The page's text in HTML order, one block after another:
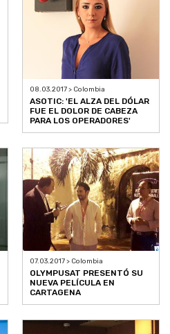
08.03.2017 > Colombia
ASOTIC: 'EL ALZA DEL DÓLAR
FUE EL DOLOR DE CABEZA
PARA LOS OPERADORES'
07.03.2017 > Colombia
OLYMPUSAT PRESENTÓ SU
NUEVA PELÍCULA EN
CARTAGENA